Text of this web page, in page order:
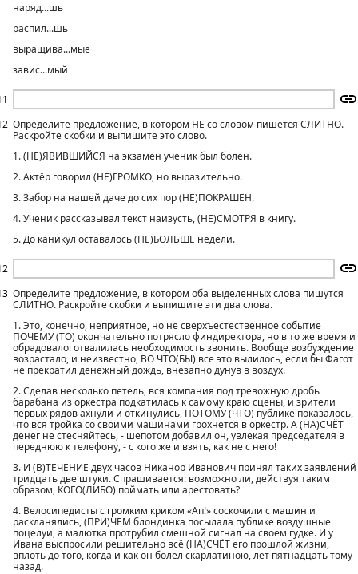
наряд...шь
распил...шь
выращива...мые
завис...мый
Определите предложение, в котором НЕ со словом пишется СЛИТНО.
Раскройте скобки и выпишите это слово.
1. (НЕ)ЯВИВШИЙСЯ на экзамен ученик был болен.
2. Актёр говорил (НЕ)ГРОМКО, но выразительно.
3. Забор на нашей даче до сих пор (НЕ)ПОКРАШЕН.
4. Ученик рассказывал текст наизусть, (НЕ)СМОТРЯ в книгу.
5. До каникул оставалось (НЕ)БОЛЬШЕ недели.
Определите предложение, в котором оба выделенных слова пишутся
СЛИТНО. Раскройте скобки и выпишите эти два слова.
1. Это, конечно, неприятное, но не сверхъестественное событие
ПОЧЕМУ (ТО) окончательно потрясло финдиректора, но в то же время и
обрадовало: отвалилась необходимость звонить. Вообще возбуждение
возрастало, и неизвестно, ВО ЧТО(БЫ) все это вылилось, если бы Фагот
не прекратил денежный дождь, внезапно дунув в воздух.
2. Сделав несколько петель, вся компания под тревожную дробь
барабана из оркестра подкатилась к самому краю сцены, и зрители
первых рядов ахнули и откинулись, ПОТОМУ (ЧТО) публике показалось,
что вся тройка со своими машинами грохнется в оркестр. А (НА)СЧЁТ
денег не стесняйтесь, - шепотом добавил он, увлекая председателя в
переднюю к телефону, - с кого же и взять, как не с него!
3. И (В)ТЕЧЕНИЕ двух часов Никанор Иванович принял таких заявлений
тридцать две штуки. Спрашивается: возможно ли, действуя таким
образом, КОГО(ЛИБО) поймать или арестовать?
4. Велосипедисты с громким криком «Ап!» соскочили с машин и
раскланялись, (ПРИ)ЧЁМ блондинка посылала публике воздушные
поцелуи, а малютка протрубил смешной сигнал на своем гудке. И у
Ивана выспросили решительно всё (НА)СЧЁТ его прошлой жизни,
вплоть до того, когда и как он болел скарлатиною, лет пятнадцать тому
назад.